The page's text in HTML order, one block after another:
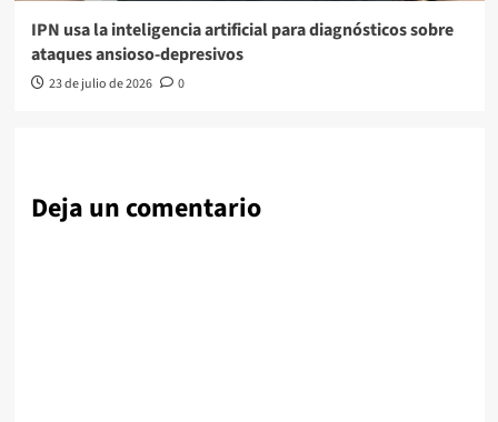
IPN usa la inteligencia artificial para diagnósticos sobre
ataques ansioso-depresivos
23 de julio de 2026 0
Deja un comentario